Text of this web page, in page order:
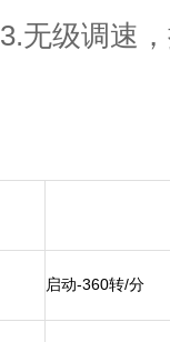
无级调速
启动-360转/分